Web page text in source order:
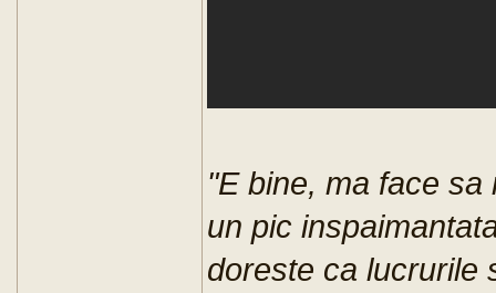
"E bine, ma face
un pic
doreste ca lucrurile